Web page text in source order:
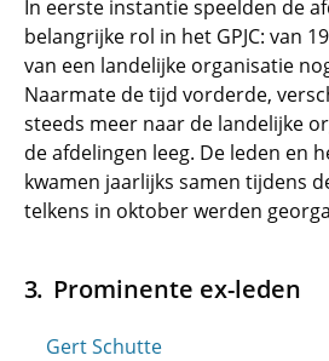
In eerste instantie speelden de
belangrijke rol in het GPJC: van
van een landelijke organisatie
Naarmate de tijd vorderde,
steeds meer naar de landelijke
de afdelingen leeg. De leden en
kwamen jaarlijks samen tijdens
telkens in oktober werden
Prominente ex-leden
Gert Schutte